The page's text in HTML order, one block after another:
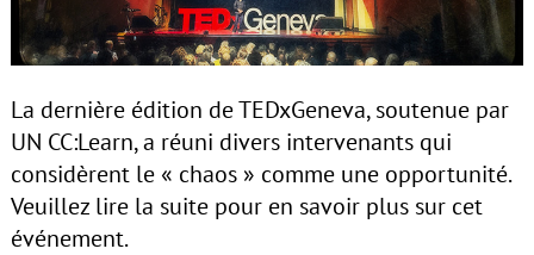
La dernière édition de TEDxGeneva, soutenue par
UN CC:Learn, a réuni divers intervenants qui
considèrent le « chaos » comme une opportunité.
Veuillez lire la suite pour en savoir plus sur cet
événement.